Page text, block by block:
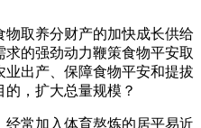
取养分财产的加快成长供给
的强劲动力鞭策食物平安取
出产、保障食物平安和提拔
，扩大总量规模？
常加入体育熬炼的居平易近